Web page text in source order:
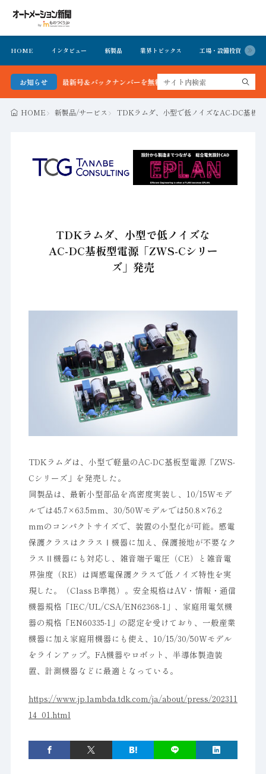
HOME インタビュー 新製品 業界トピックス 工場・設備投資
お知らせ
聞 最新号＆バックナンバーを無料で公開中 詳細はこちら
HOME 新製品/サービス TDKラムダ、小型で低ノイズなAC-DC基板
TDKラムダ、小型で低ノイズな
AC-DC基板型電源「ZWS-Cシリー
ズ」発売
TDKラムダは、小型で軽量のAC-DC基板型電源「ZWS-
Cシリーズ」を発売した。
同製品は、最新小型部品を高密度実装し、10/15Wモデ
ルでは45.7×63.5mm、30/50Wモデルでは50.8×76.2
mmのコンパクトサイズで、装置の小型化が可能。感電
保護クラスはクラスⅠ機器に加え、保護接地が不要なク
ラスⅡ機器にも対応し、雑音端子電圧（CE）と雑音電
界強度（RE）は両感電保護クラスで低ノイズ特性を実
現した。（Class B準拠）。安全規格はAV・情報・通信
機器規格「IEC/UL/CSA/EN62368-1」、家庭用電気機
器の規格「EN60335-1」の認定を受けており、一般産業
機器に加え家庭用機器にも使え、10/15/30/50Wモデル
をラインアップ。FA機器やロボット、半導体製造装
置、計測機器などに最適となっている。
https://www.jp.lambda.tdk.com/ja/about/press/202311
14_01.html